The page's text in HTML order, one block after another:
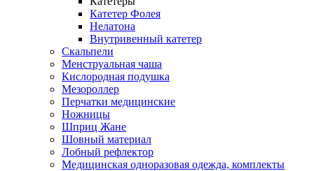
Катетер Фолея
Нелатона
Внутривенный катетер
Скальпели
Менструальная чаша
Кислородная подушка
Мезороллер
Перчатки медицинские
Ножницы
Шприц Жане
Шовный материал
Лобный рефлектор
Медицинская одноразовая одежда, комплекты